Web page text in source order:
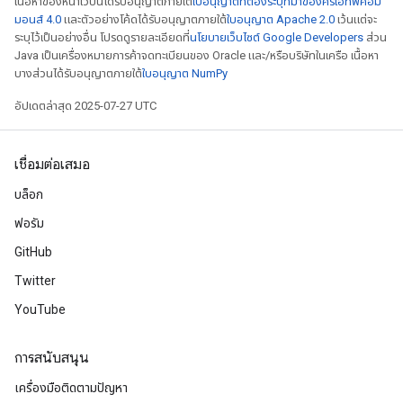
มอนส์ 4.0 และตัวอย่างโค้ดได้รับอนุญาตภายใต้ใบอนุญาต Apache 2.0 เว้นแต่จะ
ระบุไว้เป็นอย่างอื่น โปรดดูรายละเอียดที่นโยบายเว็บไซต์ Google Developers ส่วน
Java เป็นเครื่องหมายการค้าจดทะเบียนของ Oracle และ/หรือบริษัทในเครือ เนื้อหา
บางส่วนได้รับอนุญาตภายใต้ใบอนุญาต NumPy
อัปเดตล่าสุด 2025-07-27 UTC
เชื่อมต่อเสมอ
บล็อก
ฟอรัม
GitHub
Twitter
YouTube
การสนับสนุน
เครื่องมือติดตามปัญหา